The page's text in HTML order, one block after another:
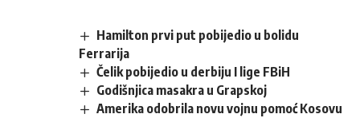
Hamilton prvi put pobijedio u bolidu
Ferrarija
Čelik pobijedio u derbiju I lige FBiH
Godišnjica masakra u Grapskoj
Amerika odobrila novu vojnu pomoć Kosovu